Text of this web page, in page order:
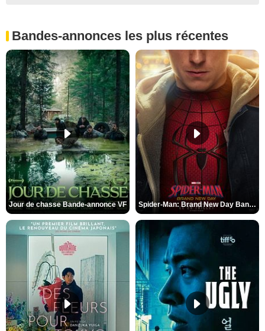
Bandes-annonces les plus récentes
Jour de chasse Bande-annonce VF Spider-Man: Brand New Day Bande-annonce (3) VO STFR